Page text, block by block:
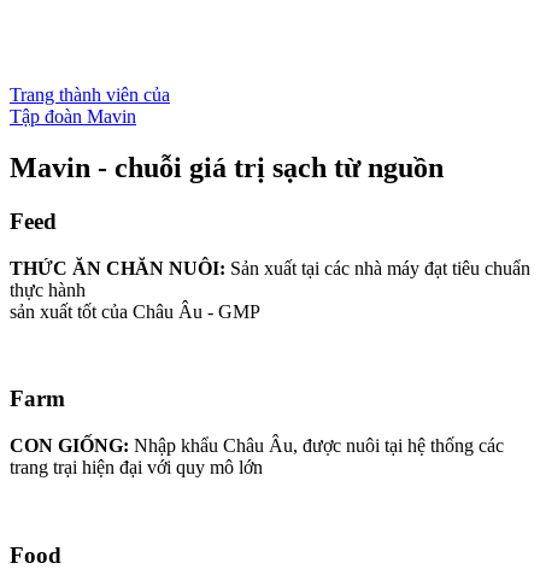
Trang thành viên của
Tập đoàn Mavin
Mavin - chuỗi giá trị sạch từ nguồn
Feed
THỨC ĂN CHĂN NUÔI: Sản xuất tại các nhà máy đạt tiêu chuẩn
thực hành
sản xuất tốt của Châu Âu - GMP
Farm
CON GIỐNG: Nhập khẩu Châu Âu, được nuôi tại hệ thống các
trang trại hiện đại với quy mô lớn
Food